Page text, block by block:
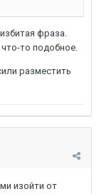
фраза.
то подобное.
разместить
изойти от